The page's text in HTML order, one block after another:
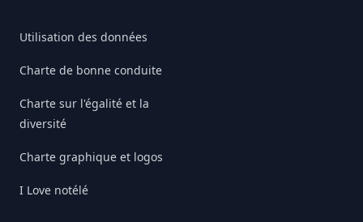
Utilisation des données
Charte de bonne conduite
Charte sur l'égalité et la
diversité
Charte graphique et logos
I Love notélé